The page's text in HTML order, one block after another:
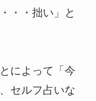
・・拙い」と
によって「今
セルフ占いな